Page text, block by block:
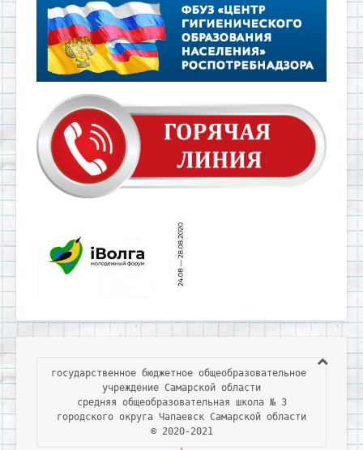
государственное бюджетное общеобразовательное
учреждение Самарской области
средняя общеобразовательная школа № 3
городского округа Чапаевск Самарской области
© 2020-2021